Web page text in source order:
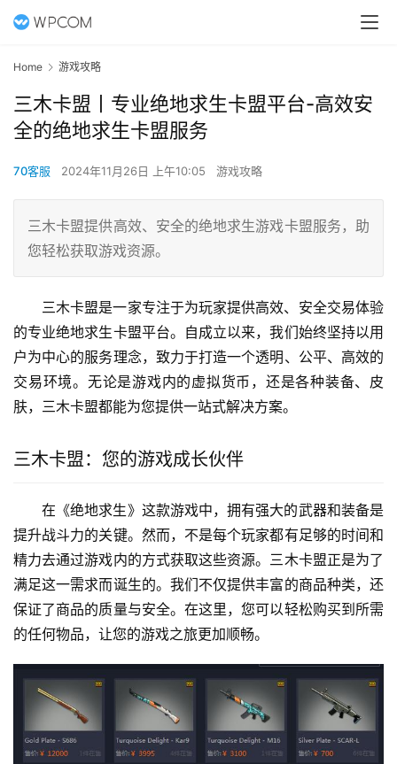
Home 游戏攻略
三木卡盟丨专业绝地求生卡盟平台-高效安
全的绝地求生卡盟服务
70客服 2024年11月26日 上午10:05 游戏攻略
三木卡盟提供高效、安全的绝地求生游戏卡盟服务，助
您轻松获取游戏资源。
三木卡盟是一家专注于为玩家提供高效、安全交易体验
的专业绝地求生卡盟平台。自成立以来，我们始终坚持以用
户为中心的服务理念，致力于打造一个透明、公平、高效的
交易环境。无论是游戏内的虚拟货币，还是各种装备、皮
肤，三木卡盟都能为您提供一站式解决方案。
三木卡盟：您的游戏成长伙伴
在《绝地求生》这款游戏中，拥有强大的武器和装备是
提升战斗力的关键。然而，不是每个玩家都有足够的时间和
精力去通过游戏内的方式获取这些资源。三木卡盟正是为了
满足这一需求而诞生的。我们不仅提供丰富的商品种类，还
保证了商品的质量与安全。在这里，您可以轻松购买到所需
的任何物品，让您的游戏之旅更加顺畅。